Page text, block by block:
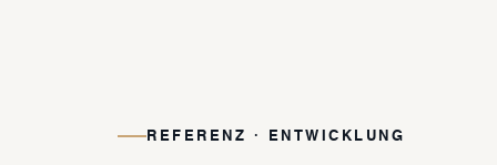
REFERENZ · ENTWICKLUNG